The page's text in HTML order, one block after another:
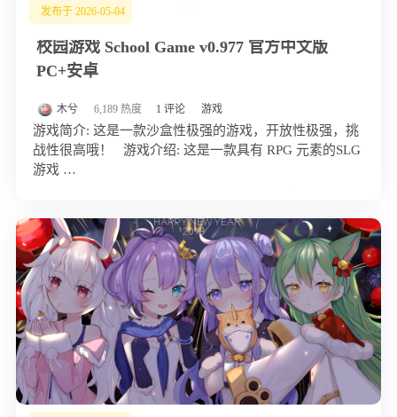
发布于 2026-05-04
校园游戏 School Game v0.977 官方中文版
PC+安卓
木兮 6,189 热度 1 评论 游戏
游戏简介: 这是一款沙盒性极强的游戏，开放性极强，挑
战性很高哦！ 游戏介绍: 这是一款具有 RPG 元素的SLG
游戏 …